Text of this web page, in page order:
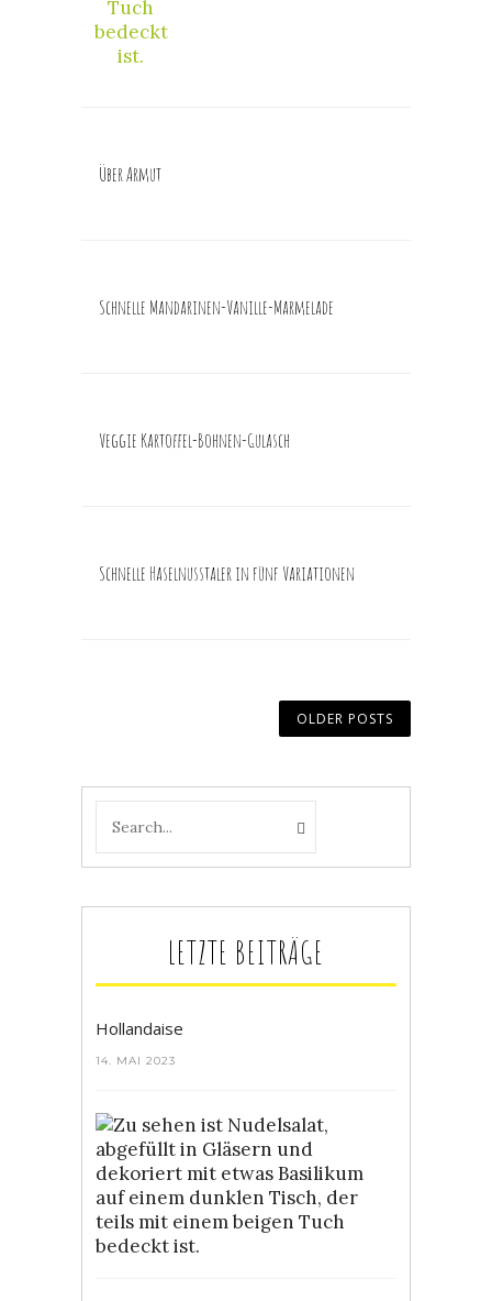
Über Armut
Schnelle Mandarinen-Vanille-Marmelade
Veggie Kartoffel-Bohnen-Gulasch
Schnelle Haselnusstaler in fünf Variationen
OLDER POSTS
LETZTE BEITRÄGE
Hollandaise
14. MAI 2023